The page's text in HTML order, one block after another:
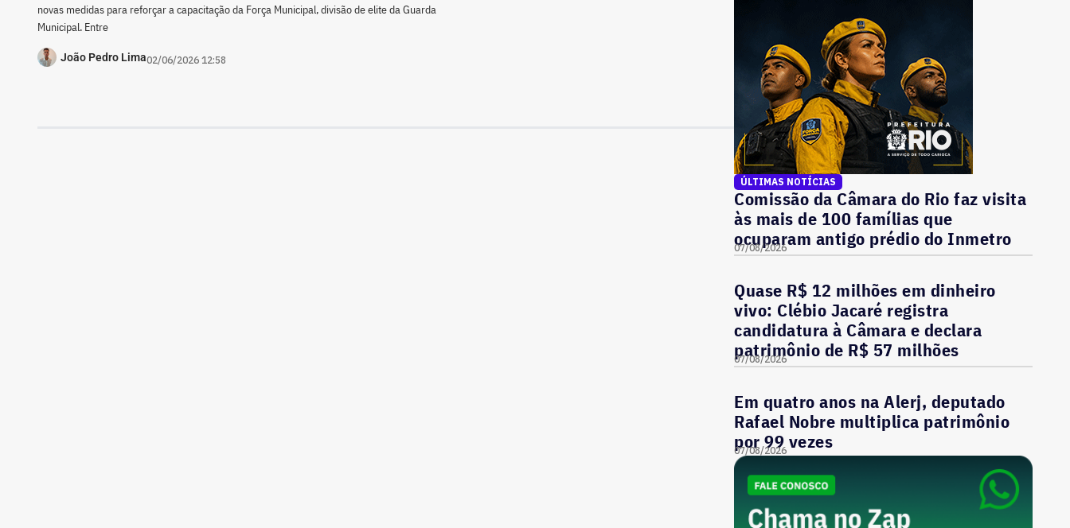
novas medidas para reforçar a capacitação da Força Municipal, divisão de elite da Guarda
Municipal. Entre
João Pedro Lima02/06/2026 12:58
ÚLTIMAS NOTÍCIAS
Comissão da Câmara do Rio faz visita
às mais de 100 famílias que
ocuparam antigo prédio do Inmetro
07/08/2026
Quase R$ 12 milhões em dinheiro
vivo: Clébio Jacaré registra
candidatura à Câmara e declara
patrimônio de R$ 57 milhões
07/08/2026
Em quatro anos na Alerj, deputado
Rafael Nobre multiplica patrimônio
por 99 vezes
07/08/2026